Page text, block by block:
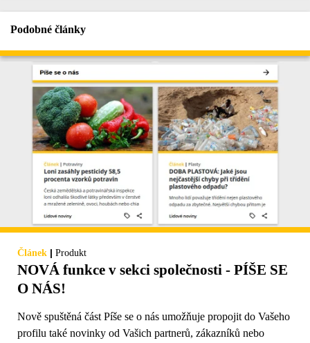
Podobné články
Článek | Produkt
NOVÁ funkce v sekci společnosti - PÍŠE SE
O NÁS!
Nově spuštěná část Píše se o nás umožňuje propojit do Vašeho
profilu také novinky od Vašich partnerů, zákazníků nebo